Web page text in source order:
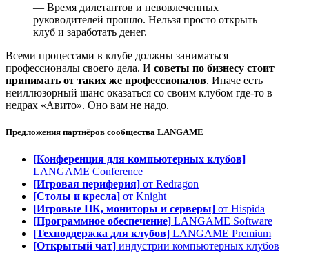
— Время дилетантов и невовлеченных
руководителей прошло. Нельзя просто открыть
клуб и заработать денег.
Всеми процессами в клубе должны заниматься
профессионалы своего дела. И советы по бизнесу стоит
принимать от таких же профессионалов. Иначе есть
неиллюзорный шанс оказаться со своим клубом где-то в
недрах «Авито». Оно вам не надо.
Предложения партнёров сообщества LANGAME
[Конференция для компьютерных клубов]
LANGAME Conference
[Игровая периферия] от Redragon
[Столы и кресла] от Knight
[Игровые ПК, мониторы и серверы] от Hispida
[Программное обеспечение] LANGAME Software
[Техподдержка для клубов] LANGAME Premium
[Открытый чат] индустрии компьютерных клубов